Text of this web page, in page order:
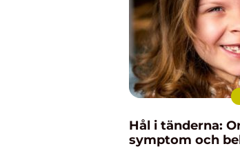
Hål i tänderna:
symptom och